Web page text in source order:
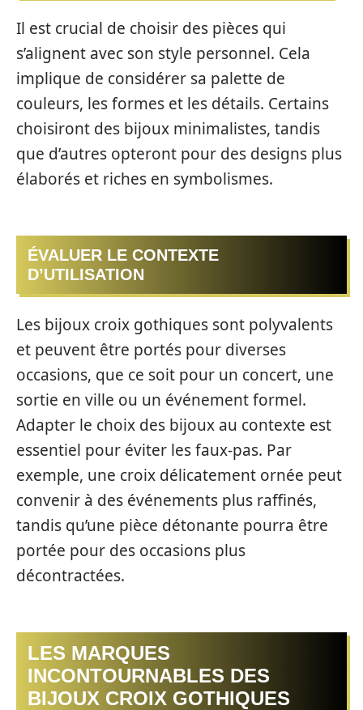
Il est crucial de choisir des pièces qui
s’alignent avec son style personnel. Cela
implique de considérer sa palette de
couleurs, les formes et les détails. Certains
choisiront des bijoux minimalistes, tandis
que d’autres opteront pour des designs plus
élaborés et riches en symbolismes.
ÉVALUER LE CONTEXTE
D’UTILISATION
Les bijoux croix gothiques sont polyvalents
et peuvent être portés pour diverses
occasions, que ce soit pour un concert, une
sortie en ville ou un événement formel.
Adapter le choix des bijoux au contexte est
essentiel pour éviter les faux-pas. Par
exemple, une croix délicatement ornée peut
convenir à des événements plus raffinés,
tandis qu’une pièce détonante pourra être
portée pour des occasions plus
décontractées.
LES MARQUES
INCONTOURNABLES DES
BIJOUX CROIX GOTHIQUES